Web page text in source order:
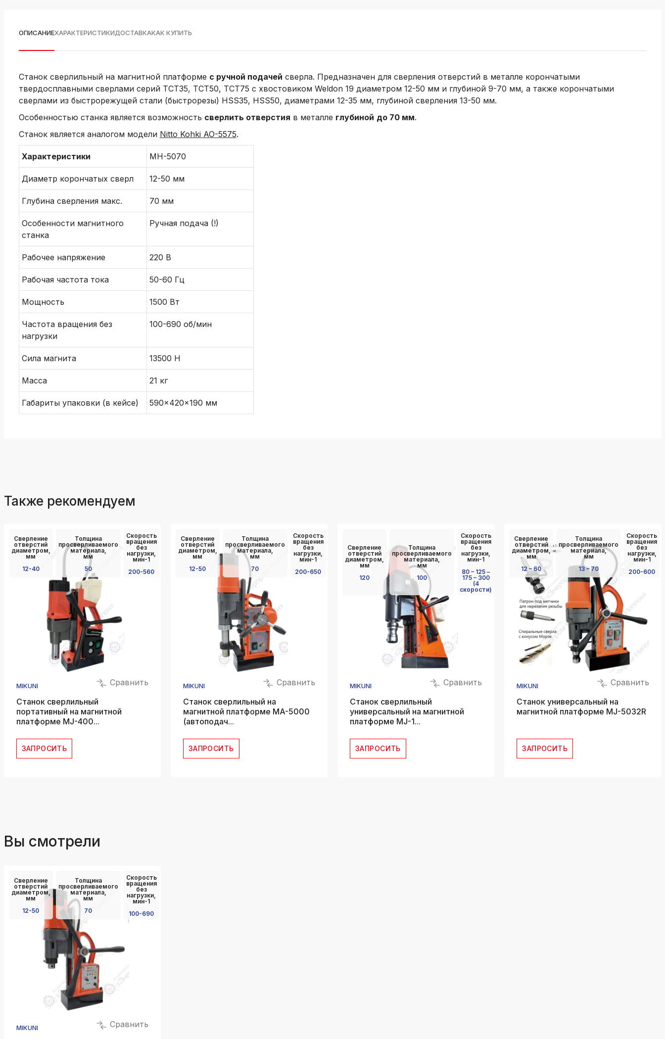
ОПИСАНИЕХАРАКТЕРИСТИКИДОСТАВКАКАК КУПИТЬ
Станок сверлильный на магнитной платформе с ручной подачей сверла. Предназначен для сверления отверстий в металле корончатыми
твердосплавными сверлами серий ТСТ35, ТСТ50, ТСТ75 с хвостовиком Weldon 19 диаметром 12-50 мм и глубиной 9-70 мм, а также корончатыми
сверлами из быстрорежущей стали (быстрорезы) HSS35, HSS50, диаметрами 12-35 мм, глубиной сверления 13-50 мм.
Особенностью станка является возможность сверлить отверстия в металле глубиной до 70 мм.
Станок является аналогом модели Nitto Kohki AO-5575.
Характеристики МH-5070
Диаметр корончатых сверл 12-50 мм
Глубина сверления макс. 70 мм
Особенности магнитного
станка
Ручная подача (!)
Рабочее напряжение 220 В
Рабочая частота тока 50-60 Гц
Мощность 1500 Вт
Частота вращения без
нагрузки
100-690 об/мин
Сила магнита 13500 H
Масса 21 кг
Габариты упаковки (в кейсе) 590×420×190 мм
Также рекомендуем
Сверление
отверстий
диаметром,
мм
12-40
Толщина
просверливаемого
материала,
мм
50
Скорость
вращения
без
нагрузки,
мин-1
200-560
MIKUNI
Сравнить
Станок сверлильный
портативный на магнитной
платформе MJ-400...
ЗАПРОСИТЬ
Сверление
отверстий
диаметром,
мм
12-50
Толщина
просверливаемого
материала,
мм
70
Скорость
вращения
без
нагрузки,
мин-1
200-650
MIKUNI
Сравнить
Станок сверлильный на
магнитной платформе MA-5000
(автоподач...
ЗАПРОСИТЬ
Сверление
отверстий
диаметром,
мм
120
Толщина
просверливаемого
материала,
мм
100
Скорость
вращения
без
нагрузки,
мин-1
80 – 125 –
175 – 300
(4
скорости)
MIKUNI
Сравнить
Станок сверлильный
универсальный на магнитной
платформе MJ-1...
ЗАПРОСИТЬ
Сверление
отверстий
диаметром,
мм
12 – 60
Толщина
просверливаемого
материала,
мм
13 – 70
Скорость
вращения
без
нагрузки,
мин-1
200-600
MIKUNI
Сравнить
Станок универсальный на
магнитной платформе MJ-5032R
ЗАПРОСИТЬ
Вы смотрели
Сверление
отверстий
диаметром,
мм
12-50
Толщина
просверливаемого
материала,
мм
70
Скорость
вращения
без
нагрузки,
мин-1
100-690
MIKUNI
Сравнить